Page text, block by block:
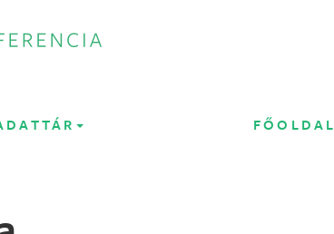
FŐOLDAL